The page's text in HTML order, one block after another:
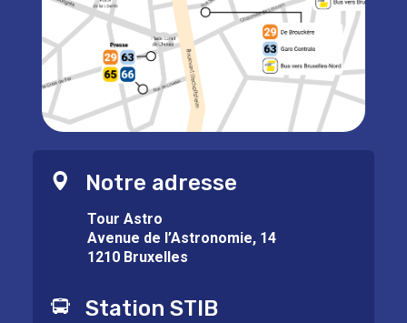
Notre adresse
Tour Astro
Avenue de l’Astronomie, 14
1210 Bruxelles
Station STIB